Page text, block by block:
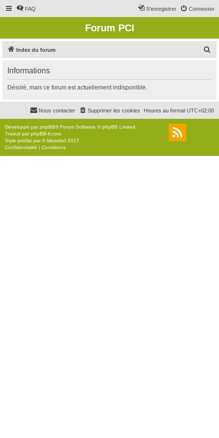
FAQ Connexion
S’enregistrer
Forum PCI
Index du forum
r
c
r
Informations
Désolé, mais ce forum est actuellement indisponible.
Heures au format UTC+02:00
Supprimer les cookies
Nous contacter
Développé parphpBB® Forum Software © phpBB Limited
Traduit parphpBB-fr.com
Style proflat par ©Mazeltof 2017
Confidentialité | Conditions